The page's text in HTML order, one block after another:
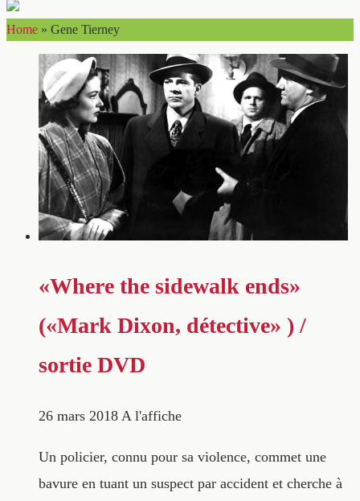
Home » Gene Tierney
«Where the sidewalk ends»
(«Mark Dixon, détective» ) /
sortie DVD
26 mars 2018 A l'affiche
Un policier, connu pour sa violence, commet une
bavure en tuant un suspect par accident et cherche à